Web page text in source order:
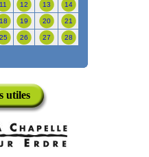
11 12 13 14
18 19 20 21
25 26 27 28
utiles